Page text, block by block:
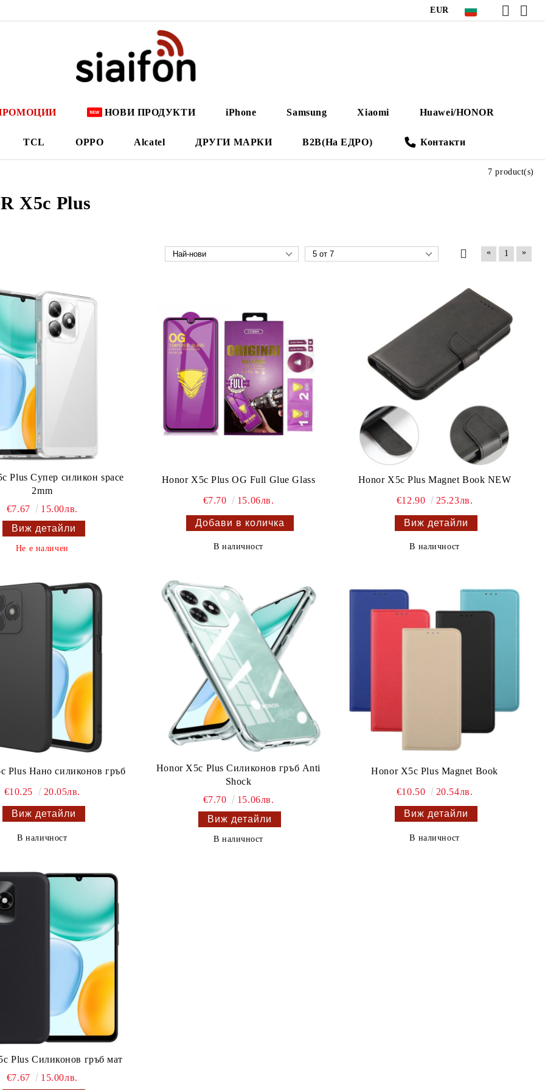
EUR
НОВИ ПРОДУКТИ iPhone Samsung Xiaomi Huawei/HONOR
TCL OPPO Alcatel ДРУГИ МАРКИ B2B(На ЕДРО) Контакти
X5c Plus
7 product(s)
« 1 »
Plus Супер силикон space
2mm
€7.67
15.00лв.
Виж детайли
Не е наличен
Honor X5c Plus OG Full Glue Glass
€7.70 15.06лв.
В наличност
Honor X5c Plus Magnet Book NEW
€12.90 25.23лв.
Виж детайли
В наличност
Plus Нано силиконов гръб
€10.25 20.05лв.
Виж детайли
В наличност
Honor X5c Plus Силиконов гръб Anti
Shock
€7.70
15.06лв.
Виж детайли
В наличност
Honor X5c Plus Magnet Book
€10.50 20.54лв.
Виж детайли
В наличност
Plus Силиконов гръб мат
€7.67
15.00лв.